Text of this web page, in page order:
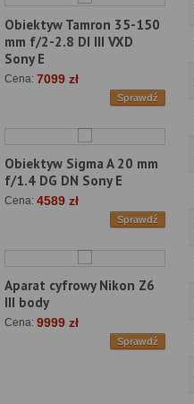
Obiektyw Tamron 35-150
mm f/2-2.8 DI III VXD
Sony E
Cena: 7099 zł
Sprawdź
Obiektyw Sigma A 20 mm
f/1.4 DG DN Sony E
Cena: 4589 zł
Sprawdź
Aparat cyfrowy Nikon Z6
III body
Cena: 9999 zł
Sprawdź